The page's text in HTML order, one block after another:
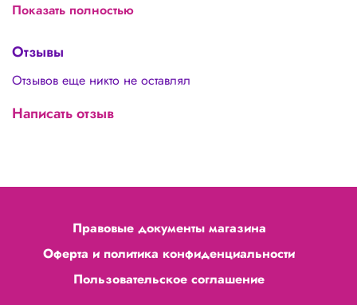
(50ммх27.4м)
Показать полностью
Отзывы
Отзывов еще никто не оставлял
Написать отзыв
Правовые документы магазина
Оферта и политика конфиденциальности
Пользовательское соглашение